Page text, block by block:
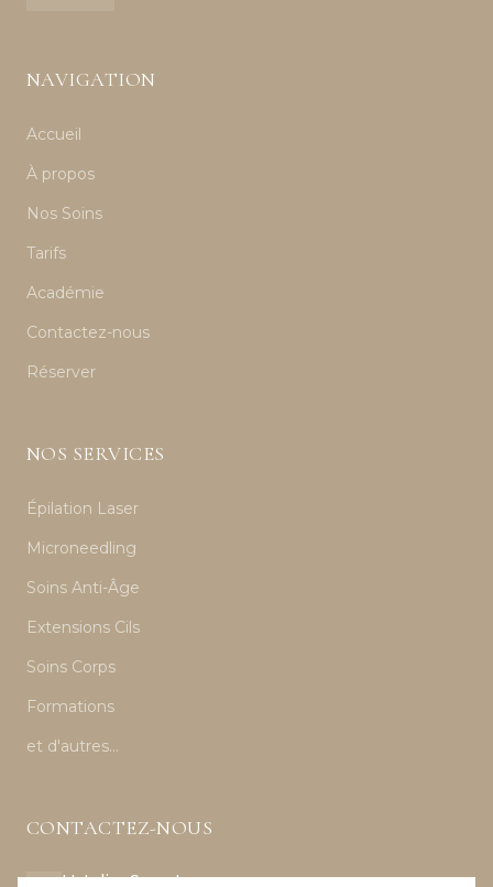
NAVIGATION
Accueil
À propos
Nos Soins
Tarifs
Académie
Contactez-nous
Réserver
NOS SERVICES
Épilation Laser
Microneedling
Soins Anti-Âge
Extensions Cils
Soins Corps
Formations
et d'autres...
CONTACTEZ-NOUS
L'atelier Secret